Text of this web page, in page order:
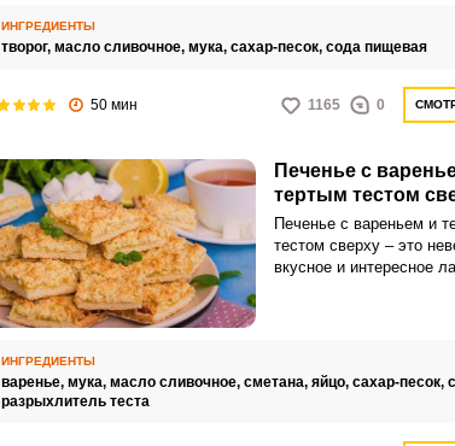
ИНГРЕДИЕНТЫ
творог, масло сливочное, мука, сахар-песок, сода пищевая
50 мин 1165 0
Печенье с
тертым тестом
Печенье с вареньем и
тестом сверху – это
вкусное и интересное
ИНГРЕДИЕНТЫ
варенье, мука, масло сливочное, сметана, яйцо, сахар-песок,
разрыхлитель теста